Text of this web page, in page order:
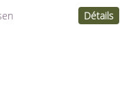
Détails